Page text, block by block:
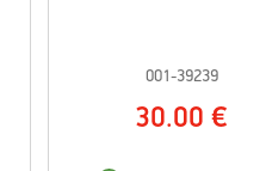
001-39239
30.00 €